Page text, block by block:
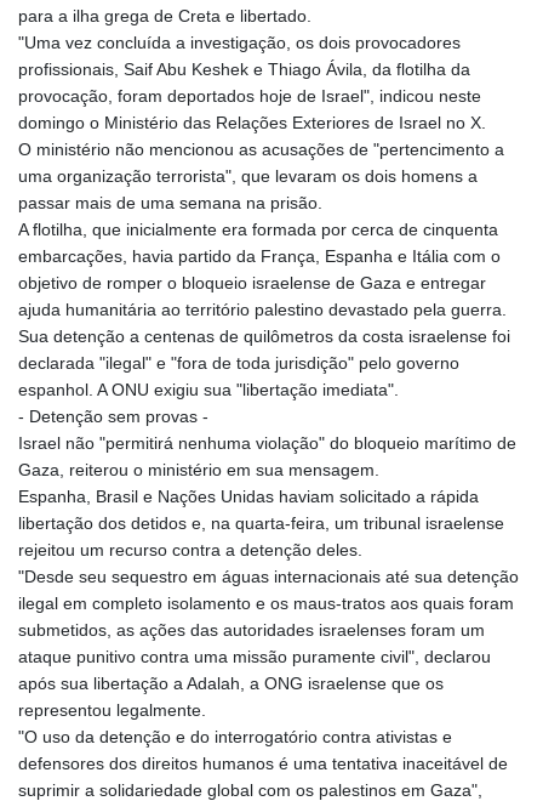
para a ilha grega de Creta e libertado.
"Uma vez concluída a investigação, os dois provocadores
profissionais, Saif Abu Keshek e Thiago Ávila, da flotilha da
provocação, foram deportados hoje de Israel", indicou neste
domingo o Ministério das Relações Exteriores de Israel no X.
O ministério não mencionou as acusações de "pertencimento a
uma organização terrorista", que levaram os dois homens a
passar mais de uma semana na prisão.
A flotilha, que inicialmente era formada por cerca de cinquenta
embarcações, havia partido da França, Espanha e Itália com o
objetivo de romper o bloqueio israelense de Gaza e entregar
ajuda humanitária ao território palestino devastado pela guerra.
Sua detenção a centenas de quilômetros da costa israelense foi
declarada "ilegal" e "fora de toda jurisdição" pelo governo
espanhol. A ONU exigiu sua "libertação imediata".
- Detenção sem provas -
Israel não "permitirá nenhuma violação" do bloqueio marítimo de
Gaza, reiterou o ministério em sua mensagem.
Espanha, Brasil e Nações Unidas haviam solicitado a rápida
libertação dos detidos e, na quarta-feira, um tribunal israelense
rejeitou um recurso contra a detenção deles.
"Desde seu sequestro em águas internacionais até sua detenção
ilegal em completo isolamento e os maus-tratos aos quais foram
submetidos, as ações das autoridades israelenses foram um
ataque punitivo contra uma missão puramente civil", declarou
após sua libertação a Adalah, a ONG israelense que os
representou legalmente.
"O uso da detenção e do interrogatório contra ativistas e
defensores dos direitos humanos é uma tentativa inaceitável de
suprimir a solidariedade global com os palestinos em Gaza",